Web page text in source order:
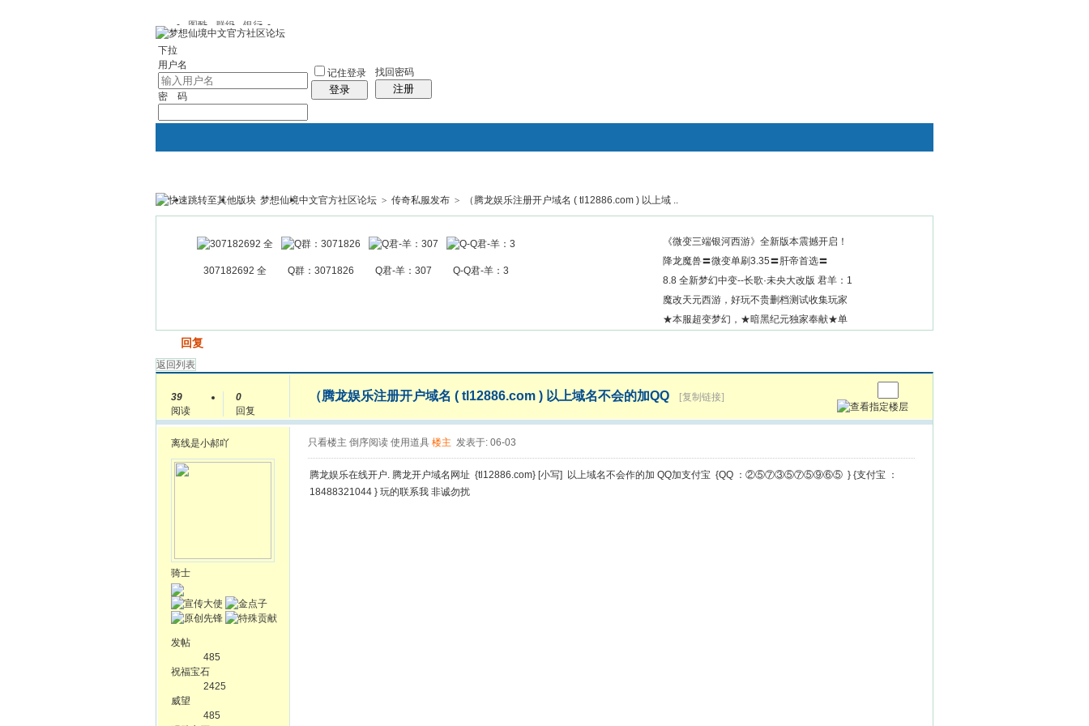
图酷 群组 银行
下拉
用户名
密 码
记住登录
登录
找回密码
注册
银行 群组聚合 我的空间
帖子
搜索
梦想仙境中文官方社区论坛 > 传奇私服发布 > （腾龙娱乐注册开户域名 ( tl12886.com ) 以上域 ..
307182692 全 Q群：3071826 Q君-羊：307 Q-Q君-羊：3
《微变三端银河西游》全新版本震撼开启！
降龙魔兽〓微变单刷3.35〓肝帝首选〓
8.8 全新梦幻中变--长歌·未央大改版 君羊：1
魔改天元西游，好玩不贵删档测试收集玩家
★本服超变梦幻，★暗黑纪元独家奉献★单
回复
返回列表
39
阅读
0
回复
（腾龙娱乐注册开户域名 ( tl12886.com ) 以上域名不会的加QQ [复制链接]
离线是小郝吖
骑士
发帖
485
祝福宝石
2425
威望
485
只看楼主 倒序阅读 使用道具 楼主 发表于: 06-03
腾龙娱乐在线开户. 腾龙开户域名网址 {tl12886.com} [小写] 以上域名不会作的加 QQ加支付宝 {QQ ：②⑤⑦③⑤⑦⑤⑨⑥⑤ } {支付宝 ：
18488321044 } 玩的联系我 非诚勿扰